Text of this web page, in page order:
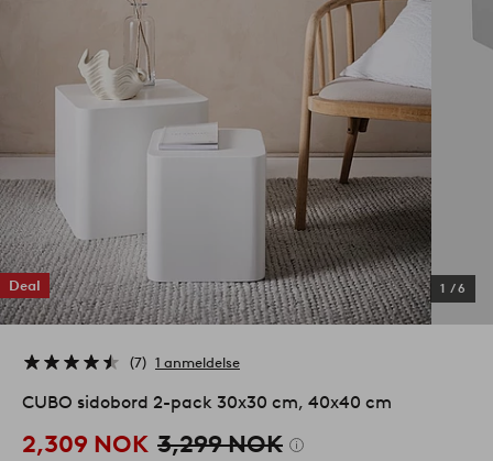
Deal 1 /6
7 1 anmeldelse
CUBO sidobord 2-pack 30x30 cm, 40x40 cm
2,309 NOK 3,299 NOK